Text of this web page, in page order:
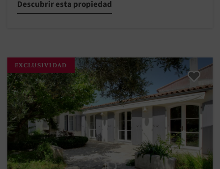
Descubrir esta propiedad
EXCLUSIVIDAD